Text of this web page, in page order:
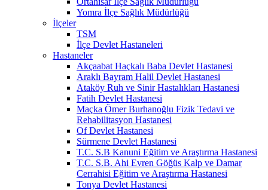
Yomra İlçe Sağlık Müdürlüğü
İlçeler
TSM
İlçe Devlet Hastaneleri
Hastaneler
Akçaabat Haçkalı Baba Devlet Hastanesi
Araklı Bayram Halil Devlet Hastanesi
Ataköy Ruh ve Sinir Hastalıkları Hastanesi
Fatih Devlet Hastanesi
Maçka Ömer Burhanoğlu Fizik Tedavi ve
Rehabilitasyon Hastanesi
Of Devlet Hastanesi
Sürmene Devlet Hastanesi
T.C. S.B Kanuni Eğitim ve Araştırma Hastanesi
T.C. S.B. Ahi Evren Göğüs Kalp ve Damar
Cerrahisi Eğitim ve Araştırma Hastanesi
Tonya Devlet Hastanesi